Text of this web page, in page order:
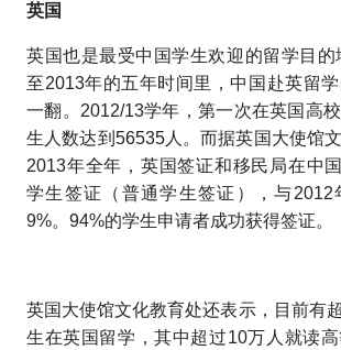
英国
英国也是最受中国学生欢迎的留学目
至2013年的五年时间里，中国赴英留
一翻。2012/13学年，第一次在英国高
生人数达到56535人。而据英国大使馆
2013年全年，英国签证和移民局在中
学生签证（普通学生签证），与2012
9%。94%的学生申请者成功获得签证。
英国大使馆文化教育处还表示，目前有
生在英国留学，其中超过10万人就读